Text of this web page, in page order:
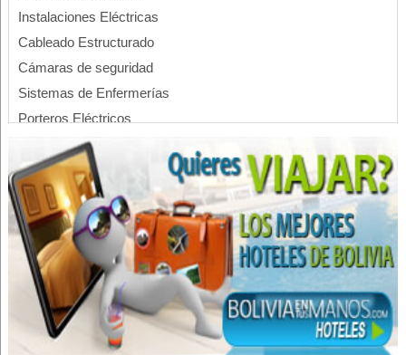
Instalaciones Eléctricas
Cableado Estructurado
Cámaras de seguridad
Sistemas de Enfermerías
Porteros Eléctricos
Sistemas de Puesta a Tierra
Aterramientos
Configuración de Redes
Datacenter
Rastreo Satelital
Redes inalambricas
Redes
Sistemas de Seguridad
Sistemas de vigilancia